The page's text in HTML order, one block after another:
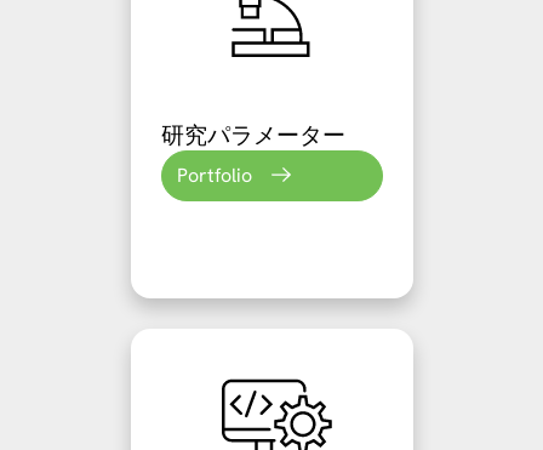
研究パラメーター
Portfolio